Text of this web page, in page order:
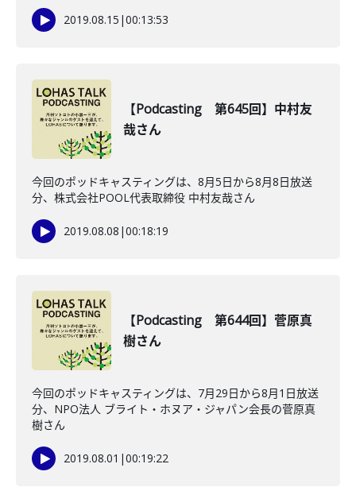
2019.08.15 |00:13:53
【Podcasting 第645回】中村友
哉さん
今回のポッドキャスティングは、8月5日から8月8日放送
分、株式会社POOL代表取締役 中村友哉さん
2019.08.08 |00:18:19
【Podcasting 第644回】菅原真
樹さん
今回のポッドキャスティングは、7月29日から8月1日放送
分、NPO法人 ブライト・ホヌア・ジャパン会長の菅原真
樹さん
2019.08.01 |00:19:22